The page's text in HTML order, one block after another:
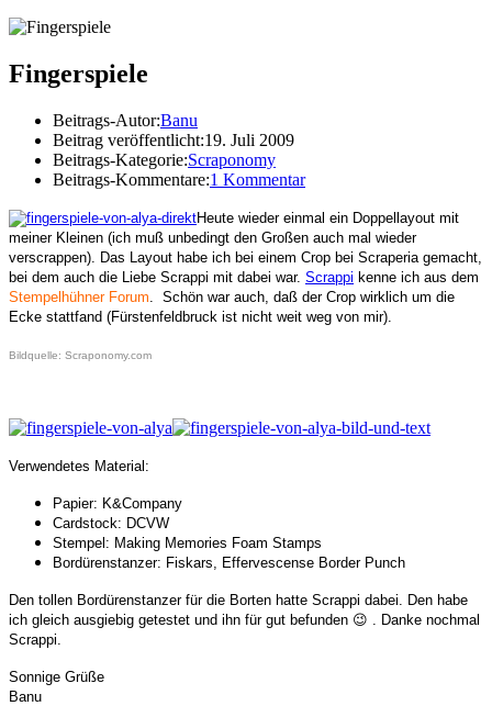
Fingerspiele
Beitrags-Autor:Banu
Beitrag veröffentlicht:19. Juli 2009
Beitrags-Kategorie:Scraponomy
Beitrags-Kommentare:1 Kommentar
Heute wieder einmal ein Doppellayout mit
meiner Kleinen (ich muß unbedingt den Großen auch mal wieder
verscrappen). Das Layout habe ich bei einem Crop bei Scraperia gemacht,
bei dem auch die Liebe Scrappi mit dabei war. Scrappi kenne ich aus dem
Stempelhühner Forum . Schön war auch, daß der Crop wirklich um die
Ecke stattfand (Fürstenfeldbruck ist nicht weit weg von mir).
Bildquelle: Scraponomy.com
Verwendetes Material:
Papier: K&Company
Cardstock: DCVW
Stempel: Making Memories Foam Stamps
Bordürenstanzer: Fiskars, Effervescense Border Punch
Den tollen Bordürenstanzer für die Borten hatte Scrappi dabei. Den habe
ich gleich ausgiebig getestet und ihn für gut befunden 😉 . Danke nochmal
Scrappi.
Sonnige Grüße
Banu